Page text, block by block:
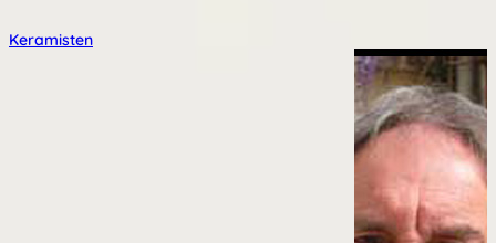
Keramisten